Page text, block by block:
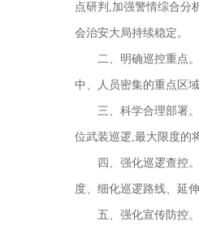
点研判,加强警情综合分
会治安大局持续稳定。
二、明确巡控重点
中、人员密集的重点区
三、科学合理部署
位武装巡逻,最大限度的
四、强化巡逻查控
度、细化巡逻路线、延
五、强化宣传防控